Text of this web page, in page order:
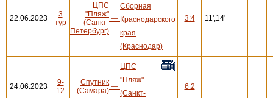
22.06.2023
3
тур
ЦПС
"Пляж"
(Санкт-
Петербург)
—
Сборная
Краснодарского
края
(Краснодар)
3:4 11',14'
24.06.2023
9-
12
Спутник
(Самара) —
ЦПС
"Пляж"
(Санкт-
6:2